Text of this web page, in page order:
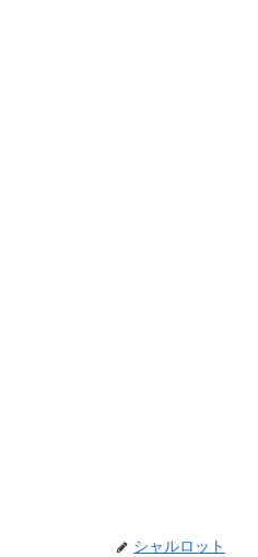
シャルロット